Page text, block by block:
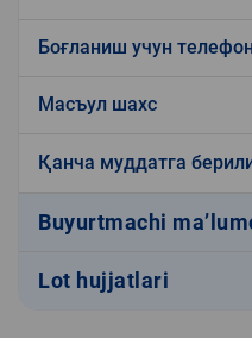
Боғланиш учун
Масъул шахс
Қанча муддатга
Buyurtmachi
Lot hujjatlari